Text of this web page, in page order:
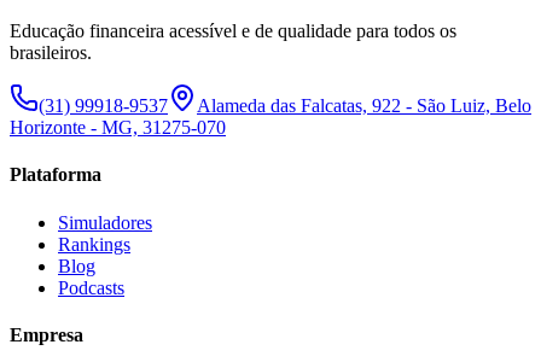
Educação financeira acessível e de qualidade para todos os
brasileiros.
(31) 99918-9537
Alameda das Falcatas, 922 - São Luiz, Belo
Horizonte - MG, 31275-070
Plataforma
Simuladores
Rankings
Blog
Podcasts
Empresa